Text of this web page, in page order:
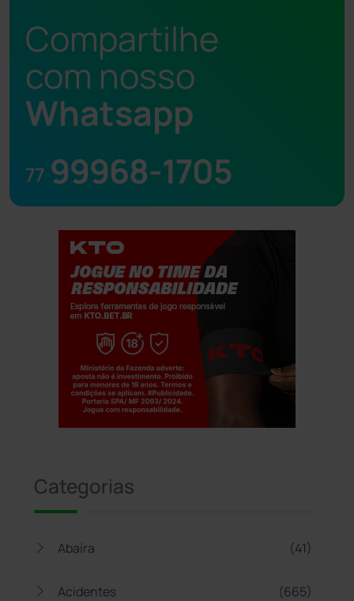
Compartilhe
com nosso
Whatsapp
77 99968-1705
Categorias
Abaíra (41)
Acidentes (665)